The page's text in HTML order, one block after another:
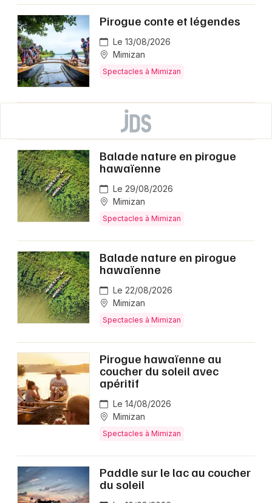
Pirogue conte et légendes
Le 13/08/2026
Mimizan
Spectacles à Mimizan
Balade nature en pirogue
hawaïenne
Le 29/08/2026
Mimizan
Spectacles à Mimizan
Balade nature en pirogue
hawaïenne
Le 22/08/2026
Mimizan
Spectacles à Mimizan
Pirogue hawaïenne au
coucher du soleil avec
apéritif
Le 14/08/2026
Mimizan
Spectacles à Mimizan
Paddle sur le lac au coucher
du soleil